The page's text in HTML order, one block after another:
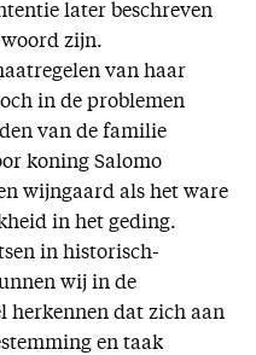
later beschreven
woord zijn.
van haar
in de problemen
van de familie
koning Salomo
wijngaard als het ware
in het geding.
in historisch-
wij in de
herkennen dat zich aan
en taak